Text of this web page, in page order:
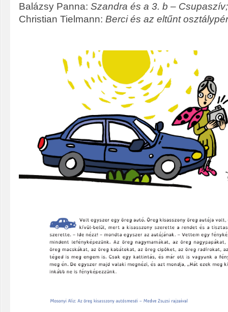
Balázsy Panna: Szandra és a 3. b – Csupaszív;
Christian Tielmann: Berci és az eltűnt